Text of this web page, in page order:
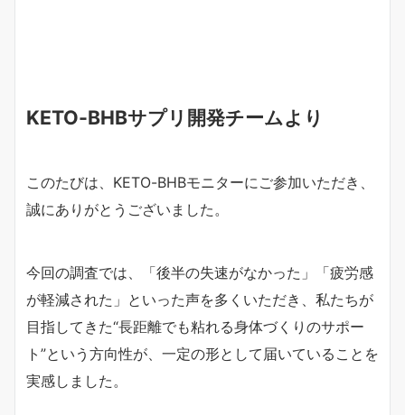
KETO-BHBサプリ開発チームより
このたびは、KETO-BHBモニターにご参加いただき、
誠にありがとうございました。
今回の調査では、「後半の失速がなかった」「疲労感
が軽減された」といった声を多くいただき、私たちが
目指してきた“長距離でも粘れる身体づくりのサポー
ト”という方向性が、一定の形として届いていることを
実感しました。